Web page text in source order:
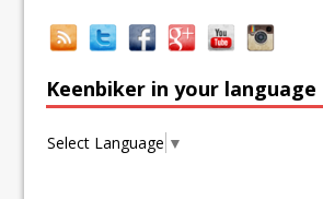
Keenbiker in your language
Select Language ▼